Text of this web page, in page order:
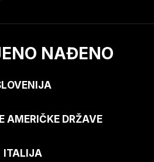
NAĐENO
AMERIČKE DRŽAVE
ITALIJA